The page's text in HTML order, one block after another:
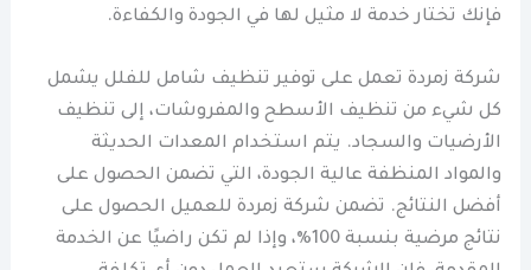
فإنك تختار خدمة لا مثيل لها في الجودة والكفاءة.
شركة زمردة تعمل على توفير تنظيف شامل للفلل يشمل
كل شيء من تنظيف الأسطح والمفروشات، إلى تنظيف
الأرضيات والسجاد. يتم استخدام المعدات الحديثة
والمواد المنظفة عالية الجودة، التي تضمن الحصول على
أفضل النتائج. تضمن شركة زمردة للعميل الحصول على
نتائج مرضية بنسبة 100%، وإذا لم تكن راضيًا عن الخدمة